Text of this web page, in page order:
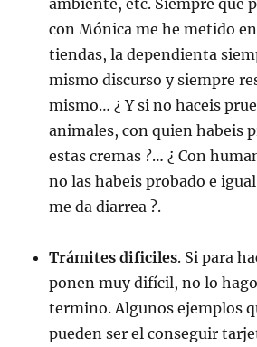
ambiente, etc. Siempre que
con Mónica me he metido
tiendas, la dependienta
mismo discurso y siempre
mismo… ¿ Y si no haceis
animales, con quien habeis
estas cremas ?… ¿ Con
no las habeis probado e
me da diarrea ?.
Trámites dificiles. Si para
ponen muy difícil, no lo
termino. Algunos ejemplos
pueden ser el conseguir